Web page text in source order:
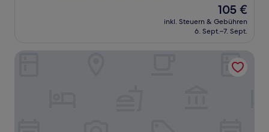
Der
Preis
beträgt
105 €
inkl. Steuern & Gebühren
6. Sept.–7. Sept.
Courtyard by Marriott Fort Lauderdale North/Cypress